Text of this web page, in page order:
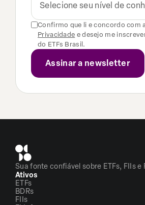
Selecione seu nível de
Confirmo que li e concordo com a
Privacidade e desejo me
do ETFs Brasil.
Sua fonte confiável sobre ETFs, FIIs e
Ativos
ETFs
BDRs
FIIs